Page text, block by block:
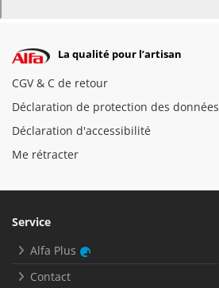
La qualité pour l’artisan
CGV & C de retour
Déclaration de protection des données
Déclaration d'accessibilité
Me rétracter
Service
Alfa Plus
Contact